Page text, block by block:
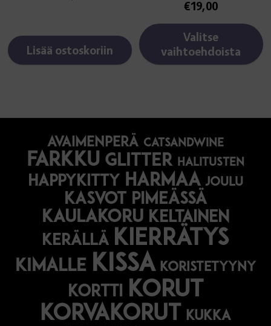
Lisää ostoskoriin
€19,00
Valitse
vaihtoehdoista
avaimenperä catsandwine
farkku glitter halitusten
happykitty harmaa joulu
Kasvot pimeässä
kaulakoru keltainen
kerällä kierrätys
kimalle kissa koristetyyny
kortti korut
korvakorut
kukka